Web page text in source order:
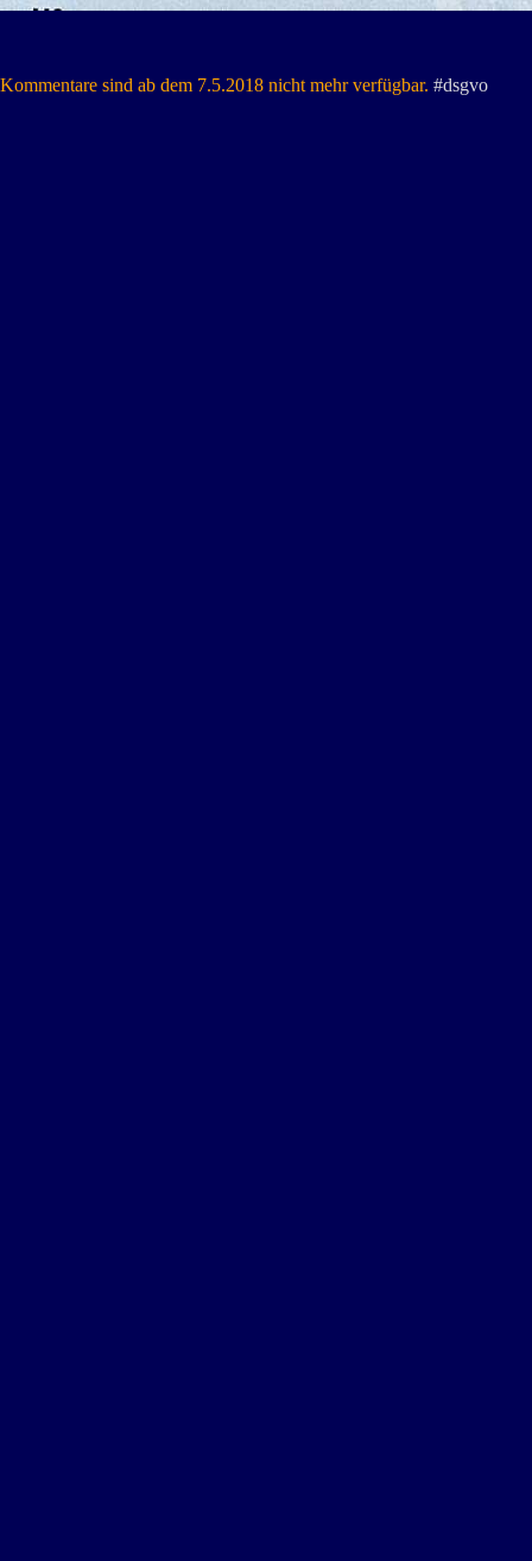
Kommentare sind ab dem 7.5.2018 nicht mehr verfügbar. #dsgvo